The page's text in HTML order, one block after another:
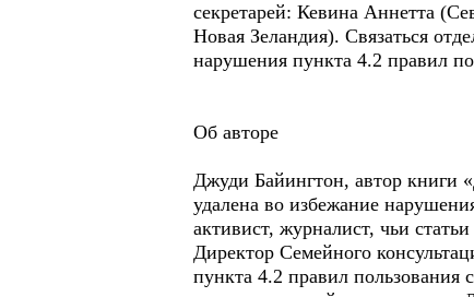
секретарей: Кевина Аннетта
Новая Зеландия). Связаться
нарушения пункта 4.2 правил
Об авторе
Джуди Байингтон, автор книги
удалена во избежание
активист, журналист, чьи
Директор Семейного
пункта 4.2 правил пользования